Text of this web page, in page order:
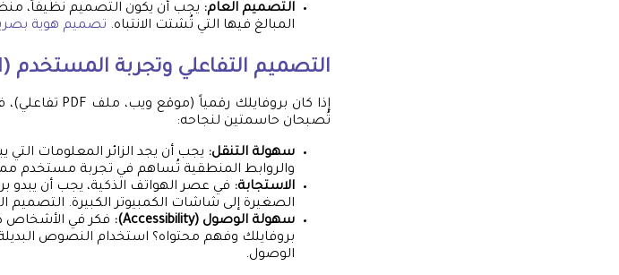
التصميم العام: يجب أن يكون التصميم نظيفاً،
المبالغ فيها التي تُشتت الانتباه. تصميم هوية
التصميم التفاعلي وتجربة المستخدم (UX/UI): رحلة ممتعة لزوارك
تُصبحان حاسمتين لنجاحه:
سهولة التنقل: يجب أن يجد الزائر المعلومات
والروابط المنطقية تُساهم في تجربة مستخدم
الاستجابة: في عصر الهواتف الذكية، يجب أن يبدو
الصغيرة إلى شاشات الكمبيوتر الكبيرة. التصميم
سهولة الوصول (Accessibility):
فكر في الأشخاص
بروفايلك وفهم محتواه؟ استخدام النصوص
الوصول.